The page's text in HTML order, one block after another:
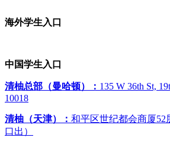
海外学生入口
中国学生入口
清柚总部（曼哈顿）： 135 W 36th St,
10018
清柚（天津）： 和平区世纪都会商厦52
口出）